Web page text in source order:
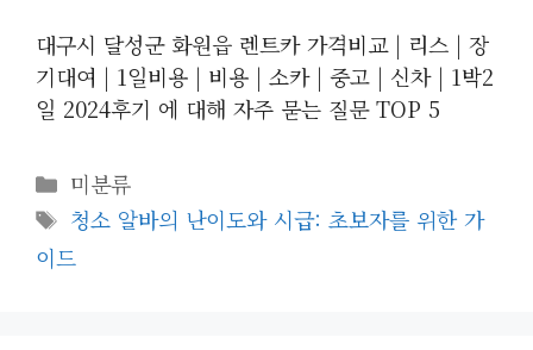
대구시 달성군 화원읍 렌트카 가격비교 | 리스 | 장
기대여 | 1일비용 | 비용 | 소카 | 중고 | 신차 | 1박2
일 2024후기 에 대해 자주 묻는 질문 TOP 5
카
테
고
미분류
태
그
청소 알바의 난이도와 시급: 초보자를 위한 가
이드